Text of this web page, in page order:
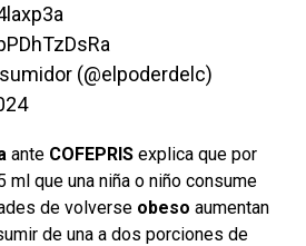
(@elpoderdelc)
ante COFEPRIS explica que por
ml que una niña o niño consume
de volverse obeso aumentan
de una a dos porciones de